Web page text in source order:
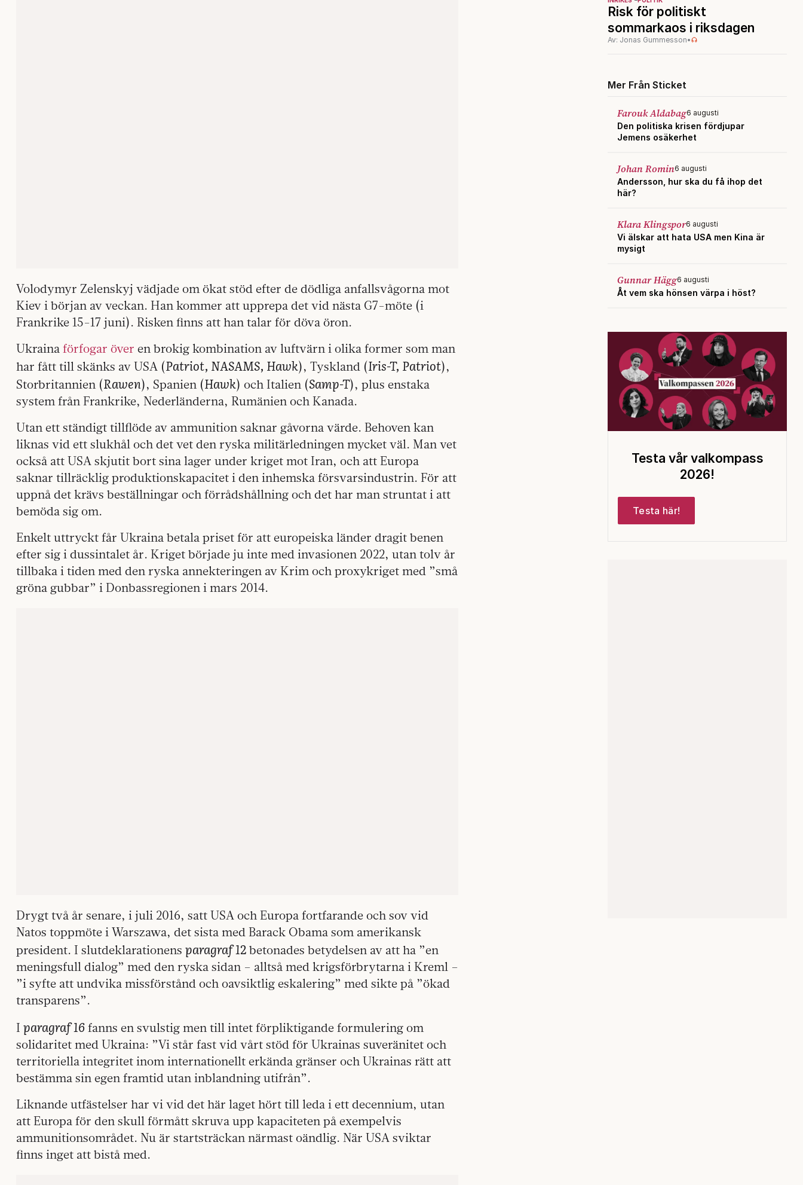
Volodymyr Zelenskyj vädjade om ökat stöd efter de dödliga anfallsvågorna mot
Kiev i början av veckan. Han kommer att upprepa det vid nästa G7-möte (i
Frankrike 15-17 juni). Risken finns att han talar för döva öron.
Ukraina förfogar över en brokig kombination av luftvärn i olika former som man
har fått till skänks av USA (Patriot, NASAMS, Hawk), Tyskland (Iris-T, Patriot),
Storbritannien (Rawen), Spanien (Hawk) och Italien (Samp-T), plus enstaka
system från Frankrike, Nederländerna, Rumänien och Kanada.
Utan ett ständigt tillflöde av ammunition saknar gåvorna värde. Behoven kan
liknas vid ett slukhål och det vet den ryska militärledningen mycket väl. Man vet
också att USA skjutit bort sina lager under kriget mot Iran, och att Europa
saknar tillräcklig produktionskapacitet i den inhemska försvarsindustrin. För att
uppnå det krävs beställningar och förrådshållning och det har man struntat i att
bemöda sig om.
Enkelt uttryckt får Ukraina betala priset för att europeiska länder dragit benen
efter sig i dussintalet år. Kriget började ju inte med invasionen 2022, utan tolv år
tillbaka i tiden med den ryska annekteringen av Krim och proxykriget med ”små
gröna gubbar” i Donbassregionen i mars 2014.
Drygt två år senare, i juli 2016, satt USA och Europa fortfarande och sov vid
Natos toppmöte i Warszawa, det sista med Barack Obama som amerikansk
president. I slutdeklarationens paragraf 12 betonades betydelsen av att ha ”en
meningsfull dialog” med den ryska sidan – alltså med krigsförbrytarna i Kreml –
”i syfte att undvika missförstånd och oavsiktlig eskalering” med sikte på ”ökad
transparens”.
I paragraf 16 fanns en svulstig men till intet förpliktigande formulering om
solidaritet med Ukraina: ”Vi står fast vid vårt stöd för Ukrainas suveränitet och
territoriella integritet inom internationellt erkända gränser och Ukrainas rätt att
bestämma sin egen framtid utan inblandning utifrån”.
Liknande utfästelser har vi vid det här laget hört till leda i ett decennium, utan
att Europa för den skull förmått skruva upp kapaciteten på exempelvis
ammunitionsområdet. Nu är startsträckan närmast oändlig. När USA sviktar
finns inget att bistå med.
Risk för politiskt
sommarkaos i riksdagen
Av: Jonas Gummesson•
Mer Från Sticket
Farouk Aldabag6 augusti
Den politiska krisen fördjupar
Jemens osäkerhet
Johan Romin6 augusti
Andersson, hur ska du få ihop det
här?
Klara Klingspor6 augusti
Vi älskar att hata USA men Kina är
mysigt
Gunnar Hägg6 augusti
Åt vem ska hönsen värpa i höst?
Testa vår valkompass
2026!
Testa här!